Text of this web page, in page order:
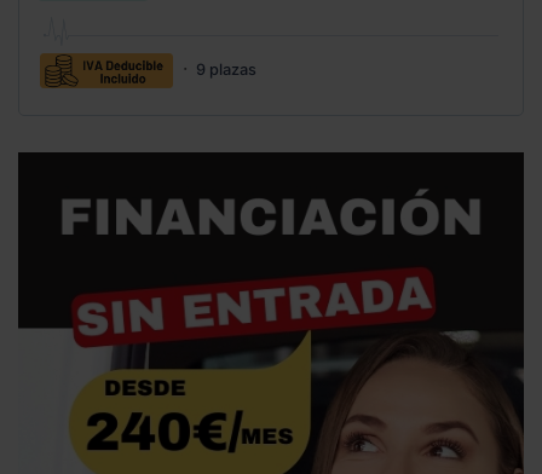
9 plazas